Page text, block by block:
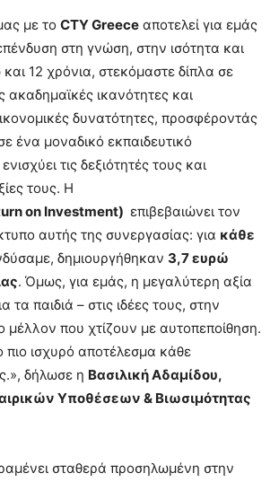
με το CTY Greece αποτελεί για εμάς
στη γνώση, στην ισότητα και
12 χρόνια, στεκόμαστε δίπλα σε
ακαδημαϊκές ικανότητες και
δυνατότητες, προσφέροντάς
ένα μοναδικό εκπαιδευτικό
τις δεξιότητές τους και
τους. Η
on Investment) επιβεβαιώνει τον
αυτής της συνεργασίας: για κάθε
δημιουργήθηκαν 3,7 ευρώ
. Όμως, για εμάς, η μεγαλύτερη αξία
τα παιδιά – στις ιδέες τους, στην
μέλλον που χτίζουν με αυτοπεποίθηση.
πιο ισχυρό αποτέλεσμα κάθε
δήλωσε η Βασιλική Αδαμίδου,
Υποθέσεων & Βιωσιμότητας
σταθερά προσηλωμένη στην